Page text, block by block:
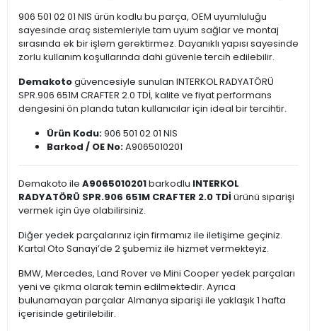
906 501 02 01 NIS ürün kodlu bu parça, OEM uyumluluğu
sayesinde araç sistemleriyle tam uyum sağlar ve montaj
sırasında ek bir işlem gerektirmez. Dayanıklı yapısı sayesinde
zorlu kullanım koşullarında dahi güvenle tercih edilebilir.
Demakotogüvencesiyle sunulan INTERKOL RADYATÖRÜ
SPR.906 651M CRAFTER 2.0 TDİ, kalite ve fiyat performans
dengesini ön planda tutan kullanıcılar için ideal bir tercihtir.
Ürün Kodu:906 501 02 01 NIS
Barkod / OE No:A9065010201
Demakoto ile A9065010201barkodlu INTERKOL
RADYATÖRÜ SPR.906 651M CRAFTER 2.0 TDİ ürünü siparişi
vermek için üye olabilirsiniz.
Diğer yedek parçalarınız için firmamız ile iletişime geçiniz.
Kartal Oto Sanayi’de 2 şubemiz ile hizmet vermekteyiz.
BMW, Mercedes, Land Rover ve Mini Cooper yedek parçaları
yeni ve çıkma olarak temin edilmektedir. Ayrıca
bulunamayan parçalar Almanya siparişi ile yaklaşık 1 hafta
içerisinde getirilebilir.